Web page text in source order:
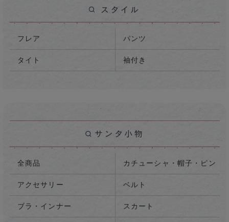
フレア パンツ
タイト 袖付き
全商品 カチューシャ・帽子・ピン
アクセサリー ベルト
ブラ・インナー スカート